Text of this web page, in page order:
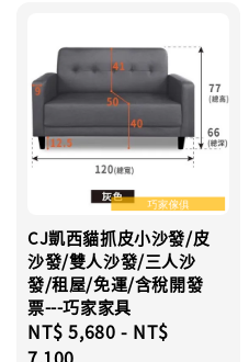
CJ凱西貓抓皮小沙發/皮
沙發/雙人沙發/三人沙
發/租屋/免運/含稅開發
票---巧家家具
Regular
NT$ 5,680 - NT$